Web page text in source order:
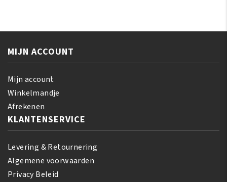
Powder
aantal
Pore
Foundation
MIJN ACCOUNT
Mijn account
Winkelmandje
Afrekenen
KLANTENSERVICE
Levering & Retournering
Algemene voorwaarden
Privacy Beleid